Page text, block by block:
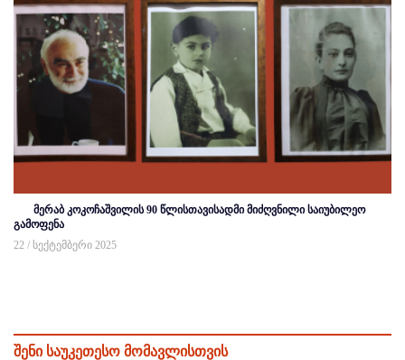
მერაბ კოკოჩაშვილის 90 წლისთავისადმი მიძღვნილი საიუბილეო
გამოფენა
22 / სექტემბერი 2025
შენი საუკეთესო მომავლისთვის